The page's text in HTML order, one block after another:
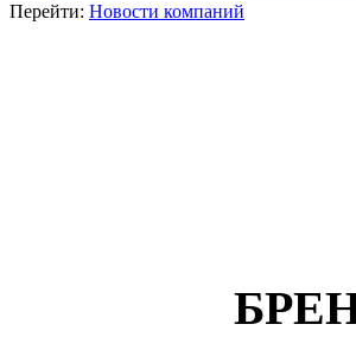
Перейти: Новости компаний